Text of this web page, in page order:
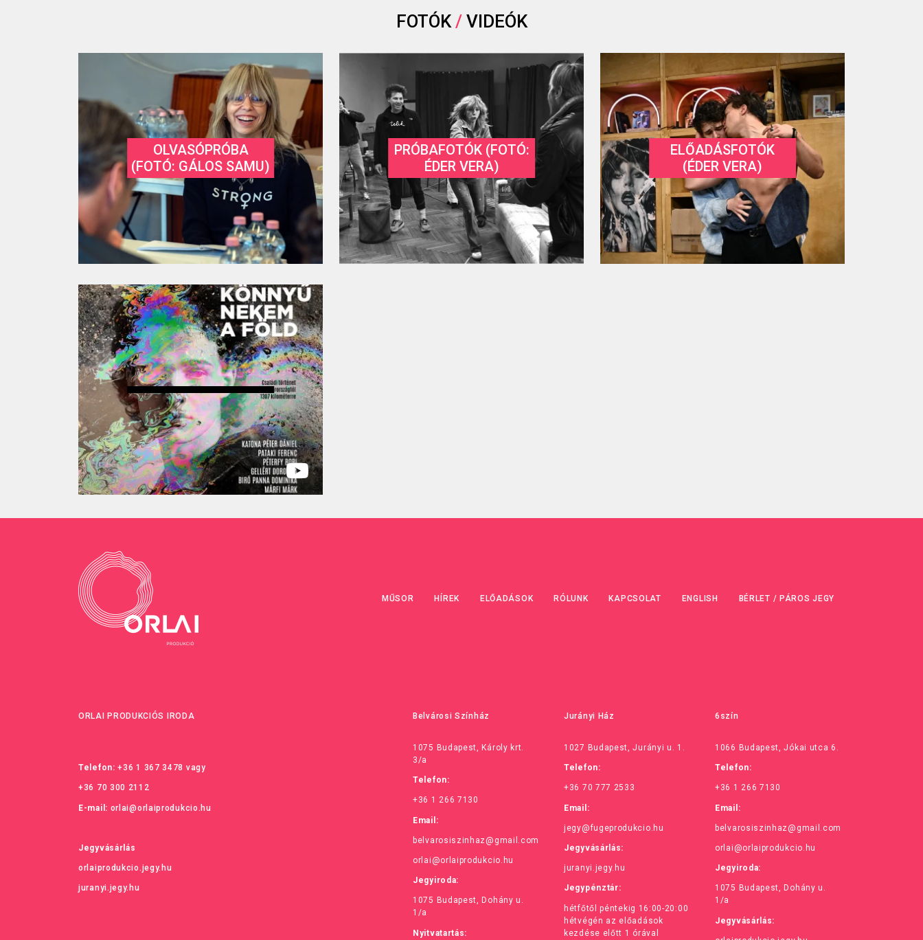
FOTÓK/VIDEÓK
OLVASÓPRÓBA
(FOTÓ: GÁLOS SAMU)
PRÓBAFOTÓK (FOTÓ:
ÉDER VERA)
ELŐADÁSFOTÓK
(ÉDER VERA)
MŰSOR HÍREK ELŐADÁSOK RÓLUNK KAPCSOLAT ENGLISH BÉRLET / PÁROS JEGY
ORLAI PRODUKCIÓS IRODA
Telefon: +36 1 367 3478 vagy
+36 70 300 2112
E-mail: orlai@orlaiprodukcio.hu
Jegyvásárlás
orlaiprodukcio.jegy.hu
juranyi.jegy.hu
Belvárosi Színház
1075 Budapest, Károly krt.
3/a
Telefon:
+36 1 266 7130
Email:
belvarosiszinhaz@gmail.com
orlai@orlaiprodukcio.hu
Jegyiroda:
1075 Budapest, Dohány u.
1/a
Nyitvatartás:
Jurányi Ház
1027 Budapest, Jurányi u. 1.
Telefon:
+36 70 777 2533
Email:
jegy@fugeprodukcio.hu
Jegyvásárlás:
juranyi.jegy.hu
Jegypénztár:
hétfőtől péntekig 16:00-20:00
hétvégén az előadások
kezdése előtt 1 órával
6szín
1066 Budapest, Jókai utca 6.
Telefon:
+36 1 266 7130
Email:
belvarosiszinhaz@gmail.com
orlai@orlaiprodukcio.hu
Jegyiroda:
1075 Budapest, Dohány u.
1/a
Jegyvásárlás: